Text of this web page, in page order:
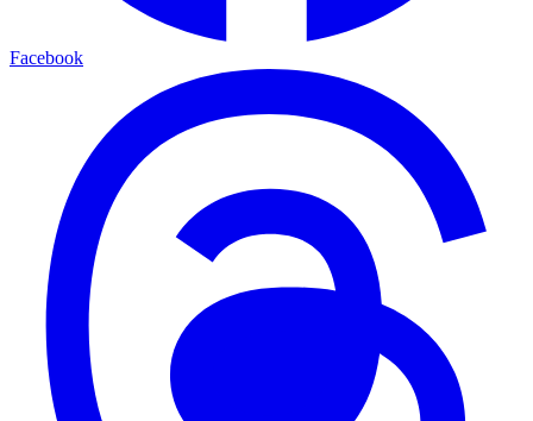
Facebook